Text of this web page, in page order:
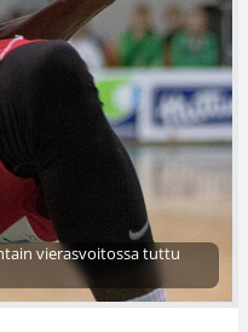
vierasvoitossa tuttu